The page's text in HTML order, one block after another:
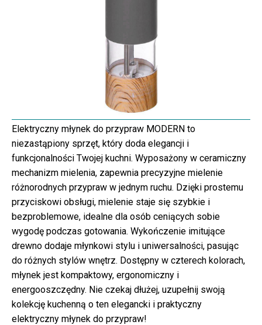
Elektryczny młynek do przypraw MODERN to
niezastąpiony sprzęt, który doda elegancji i
funkcjonalności Twojej kuchni. Wyposażony w ceramiczny
mechanizm mielenia, zapewnia precyzyjne mielenie
różnorodnych przypraw w jednym ruchu. Dzięki prostemu
przyciskowi obsługi, mielenie staje się szybkie i
bezproblemowe, idealne dla osób ceniących sobie
wygodę podczas gotowania. Wykończenie imitujące
drewno dodaje młynkowi stylu i uniwersalności, pasując
do różnych stylów wnętrz. Dostępny w czterech kolorach,
młynek jest kompaktowy, ergonomiczny i
energooszczędny. Nie czekaj dłużej, uzupełnij swoją
kolekcję kuchenną o ten elegancki i praktyczny
elektryczny młynek do przypraw!